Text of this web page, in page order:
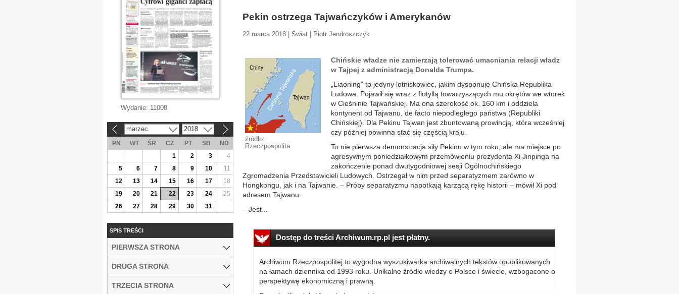
Pekin ostrzega Tajwańczyków i Amerykanów
22 marca 2018 | Świat | Piotr Jendroszczyk
źródło:
Rzeczpospolita
Chińskie władze nie zamierzają tolerować umacniania relacji władz
w Tajpej z administracją Donalda Trumpa.
„Liaoning" to jedyny lotniskowiec, jakim dysponuje Chińska Republika
Ludowa. Pojawił się wraz z flotyllą towarzyszących mu okrętów we wtorek
w Cieśninie Tajwańskiej. Ma ona szerokość ok. 160 km i oddziela
kontynent od Tajwanu, de facto niepodległego państwa (Republiki
Chińskiej). Dla Pekinu Tajwan jest zbuntowaną prowincją, która wcześniej
czy później powinna stać się częścią kraju.
To nie pierwsza demonstracja siły Pekinu w tym roku, ale ma miejsce po
agresywnym poniedziałkowym przemówieniu prezydenta Xi Jinpinga na
zakończenie ponad dwutygodniowej sesji Ogólnochińskiego
Zgromadzenia Przedstawicieli Ludowych. Ostrzegał w nim przed separatyzmem zarówno w
Hongkongu, jak i na Tajwanie. – Próby separatyzmu napotkają karzącą rękę historii – mówił Xi pod
adresem Tajwanu.
– Jest...
Dostęp do treści Archiwum.rp.pl jest płatny.
Archiwum Rzeczpospolitej to wygodna wyszukiwarka archiwalnych tekstów opublikowanych
na łamach dziennika od 1993 roku. Unikalne źródło wiedzy o Polsce i świecie, wzbogacone o
perspektywę ekonomiczną i prawną.
Wydanie: 11008
marzec 2018
PN WT ŚR CZ PT SB
ND
1
2 3
4
5
6 7 8 9 10
11
12
13 14 15 16 17
18
19
20 21 22 23 24
25
26
27 28 29 30 31
SPIS TREŚCI
PIERWSZA STRONA
DRUGA STRONA
TRZECIA STRONA